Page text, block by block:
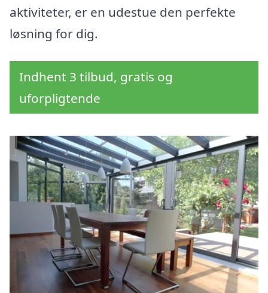
aktiviteter, er en udestue den perfekte
løsning for dig.
Indhent 3 tilbud, gratis og
uforpligtende